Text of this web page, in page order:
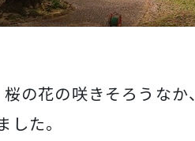
桜の花の咲きそろうなか、
た。